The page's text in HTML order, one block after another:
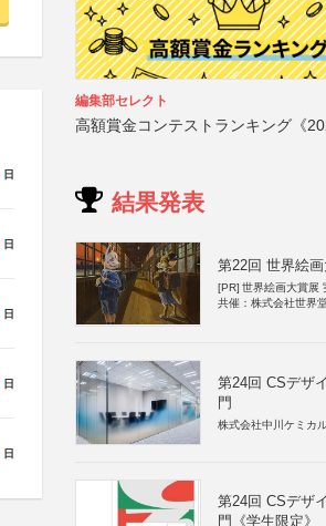
日
日
日
日
日
編集部セレクト
高額賞金コンテストランキング《
結果発表
第22回 世界絵
[PR] 世界絵画大賞展
共催：株式会社世界
第24回 CSデザ
門
株式会社中川ケミカ
第24回 CSデザ
門《学生限定》